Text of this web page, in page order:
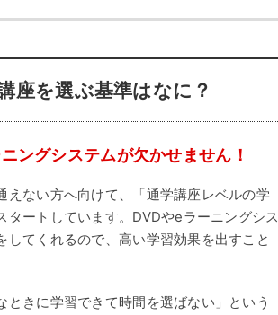
座を選ぶ基準はなに？
ングシステムが欠かせません！
ない方へ向けて、「通学講座レベルの学
ートしています。DVDやeラーニングシス
てくれるので、高い学習効果を出すこと
ときに学習できて時間を選ばない」という